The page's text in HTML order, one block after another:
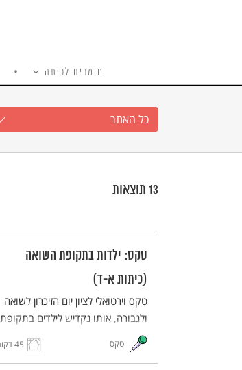
חומרים לכיתה
כל האתר
13 תוצאות
טקס: ילדות בתקופת השואה
(כיתות א-ד)
טקס וירטואלי לציון יום הזיכרון לשואה
ולגבורה, אותו נקדיש לילדים בתקופת
השואה ולזיכרונות ולדמיון אשר עזרו
להם להתמודד. הטקס ניתן להתאמה
טקס 45 דקות